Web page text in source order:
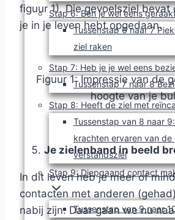
Stap 6: Ben je wel eens
Tussenstap 6 naar 7
ziel raken
Stap 7: Heb je je wel eens
Tussenstap 7 naar 8
Stap 8: Heeft de ziel met
Tussenstap van 8 naar
krachten ervaren van
verstandsziel
Stap 9: Diepgaand contact
Tussenstap van 9 naar
figuur 1). Die gevoelsziel bevat
je in je leven hebt opgedaan.
Figuur 1: Impressie van de
hoogte van je
Je zielenband in beeld
In dit leven heb je meer of
contacten met anderen
nabij zijn. Daar gaan we nu